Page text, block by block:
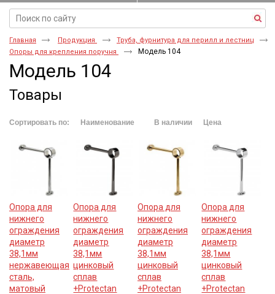
Главная Продукция
Труба, фурнитура для перилл и лестниц
Опоры для крепления поручня
Модель 104
Модель 104
Товары
Сортировать по: Наименование В наличии Цена
Опора для
нижнего
ограждения
диаметр
38,1мм
нержавеющая
сталь,
матовый
Опора для
нижнего
ограждения
диаметр
38,1мм
цинковый
сплав
+Protectan
Опора для
нижнего
ограждения
диаметр
38,1мм
цинковый
сплав
+Protectan
Опора для
нижнего
ограждения
диаметр
38,1мм
цинковый
сплав
+Protectan